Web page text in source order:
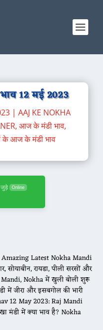
12 मई 2023
| AAJ KE NOKHA
, आज के मंडी भाव,
के आज के मंडी भाव
जुड़े Online
Latest Nokha Mandi
सोयाबीन, रायडा, पीली सरसों और
Nokha में खुली बोली शुरू
जीरा और इसबगोल की भारी
12 May 2023: Raj Mandi
मंडी में क्या भाव है? Nokha